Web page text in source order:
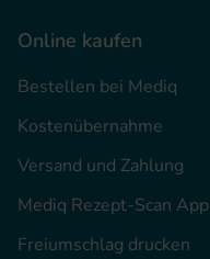
Online kaufen
Bestellen bei Mediq
Kostenübernahme
Versand und Zahlung
Mediq Rezept-Scan App
Freiumschlag drucken